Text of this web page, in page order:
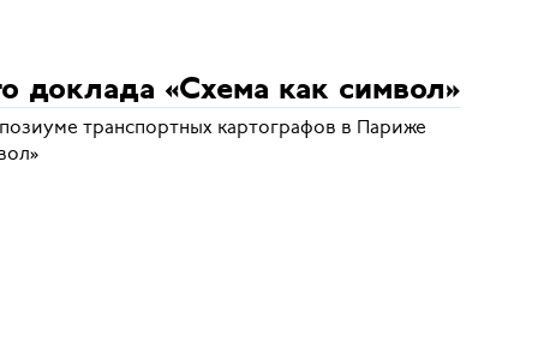
доклада «Схема как символ»
транспортных картографов в Париже